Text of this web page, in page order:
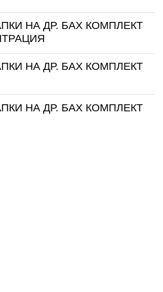
НА ДР. БАХ КОМПЛЕКТ
НА ДР. БАХ КОМПЛЕКТ
НА ДР. БАХ КОМПЛЕКТ